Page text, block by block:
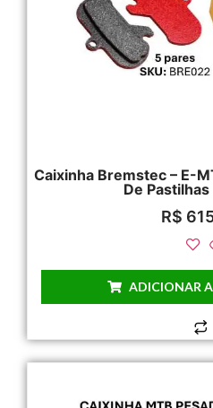
Caixinha Bremstec – E-
De
R$
ADICIONAR